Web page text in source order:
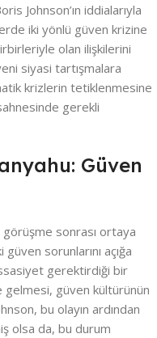
Johnson’ın iddialarıyla
iki yönlü güven krizine
olan ilişkilerini
siyasi tartışmalara
krizlerin tetiklenmesine
gerekli
Güven
görüşme sonrası ortaya
sorunlarını açığa
gerektirdiği bir
güven kültürünün
bu olayın ardından
olsa da, bu durum